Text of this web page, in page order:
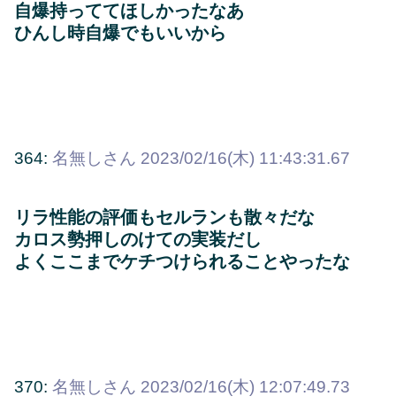
自爆持っててほしかったなあ
ひんし時自爆でもいいから
364: 名無しさん 2023/02/16(木) 11:43:31.67
リラ性能の評価もセルランも散々だな
カロス勢押しのけての実装だし
よくここまでケチつけられることやったな
370: 名無しさん 2023/02/16(木) 12:07:49.73